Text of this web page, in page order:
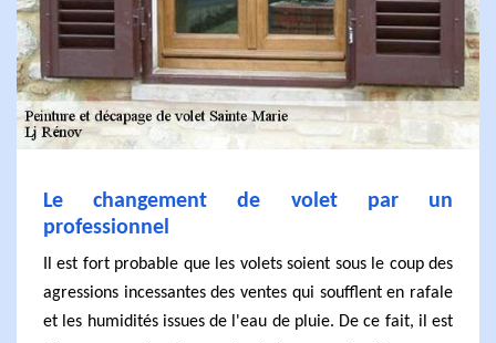
Le changement de volet par un
professionnel
Il est fort probable que les volets soient sous le coup des
agressions incessantes des ventes qui soufflent en rafale
et les humidités issues de l'eau de pluie. De ce fait, il est